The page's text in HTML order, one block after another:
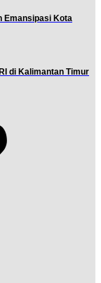
Emansipasi Kota
di Kalimantan Timur